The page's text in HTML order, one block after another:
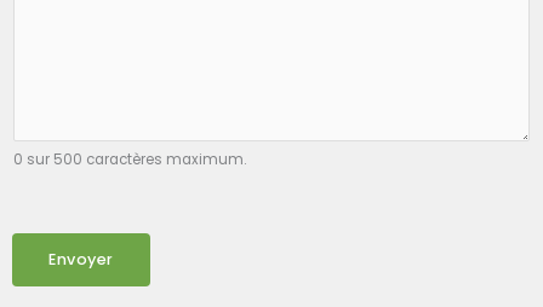
0 sur 500 caractères maximum.
Envoyer